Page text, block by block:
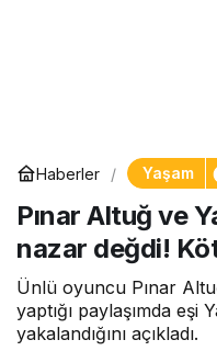
Haberler Yaşam
Pınar Altuğ ve
nazar değdi!
Ünlü oyuncu Pınar
yaptığı paylaşımda
yakalandığını açıkladı.